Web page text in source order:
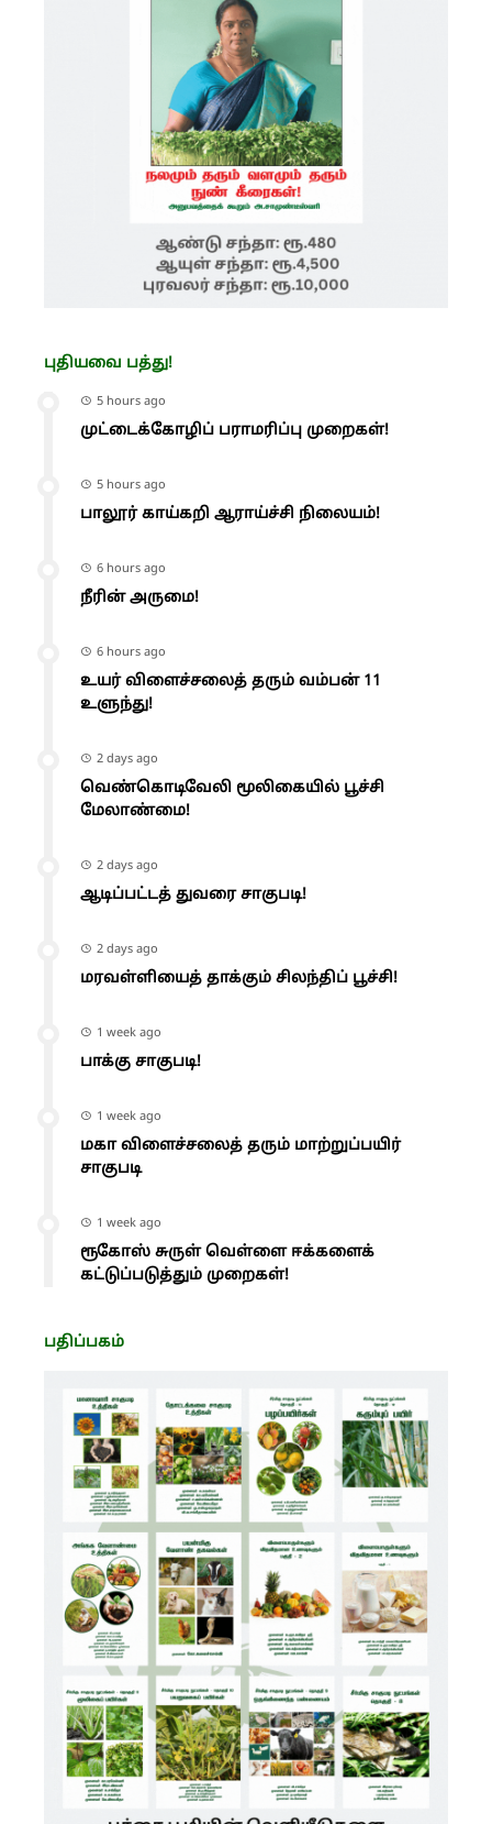
புதியவை பத்து!
5 hours ago
முட்டைக்கோழிப் பராமரிப்பு முறைகள்!
5 hours ago
பாலூர் காய்கறி ஆராய்ச்சி நிலையம்!
6 hours ago
நீரின் அருமை!
6 hours ago
உயர் விளைச்சலைத் தரும் வம்பன் 11
உளுந்து!
2 days ago
வெண்கொடிவேலி மூலிகையில் பூச்சி
மேலாண்மை!
2 days ago
ஆடிப்பட்டத் துவரை சாகுபடி!
2 days ago
மரவள்ளியைத் தாக்கும் சிலந்திப் பூச்சி!
1 week ago
பாக்கு சாகுபடி!
1 week ago
மகா விளைச்சலைத் தரும் மாற்றுப்பயிர்
சாகுபடி
1 week ago
ரூகோஸ் சுருள் வெள்ளை ஈக்களைக்
கட்டுப்படுத்தும் முறைகள்!
பதிப்பகம்